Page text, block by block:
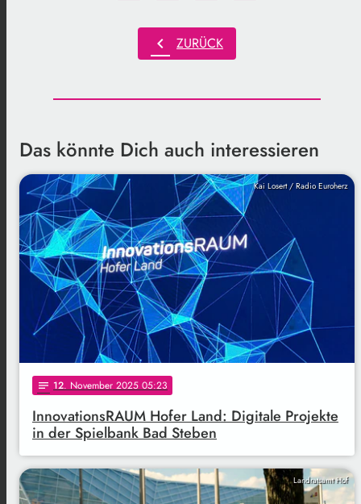
chevron_left ZURÜCK
Das könnte Dich auch interessieren
Kai Losert / Radio Euroherz
notes 12. November 2025 05:23
InnovationsRAUM Hofer Land: Digitale Projekte
in der Spielbank Bad Steben
Landratsamt Hof